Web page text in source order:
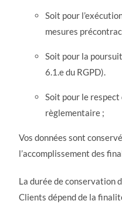
Soit pour
mesures
Soit pour la
6.1.e du RGPD).
Soit pour le respect
règlementaire ;
Vos données sont
l’accomplissement des
La durée de conservation
Clients dépend de la